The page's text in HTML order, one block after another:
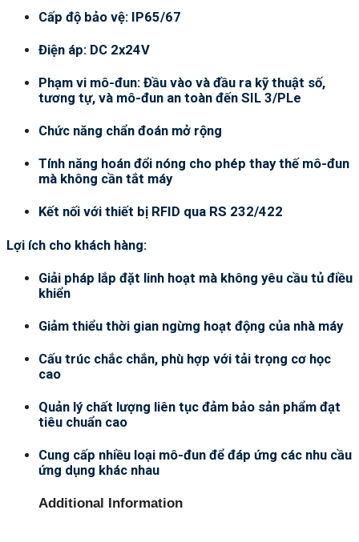
Cấp độ bảo vệ: IP65/67
Điện áp: DC 2x24V
Phạm vi mô-đun: Đầu vào và đầu ra kỹ thuật số,
tương tự, và mô-đun an toàn đến SIL 3/PLe
Chức năng chẩn đoán mở rộng
Tính năng hoán đổi nóng cho phép thay thế mô-đun
mà không cần tắt máy
Kết nối với thiết bị RFID qua RS 232/422
Lợi ích cho khách hàng:
Giải pháp lắp đặt linh hoạt mà không yêu cầu tủ điều
khiển
Giảm thiểu thời gian ngừng hoạt động của nhà máy
Cấu trúc chắc chắn, phù hợp với tải trọng cơ học
cao
Quản lý chất lượng liên tục đảm bảo sản phẩm đạt
tiêu chuẩn cao
Cung cấp nhiều loại mô-đun để đáp ứng các nhu cầu
ứng dụng khác nhau
Additional Information